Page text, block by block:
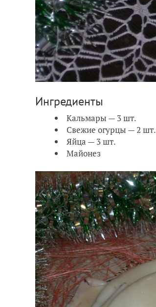
Ингредиенты
Кальмары — 3 шт.
Свежие огурцы — 2 шт.
Яйца — 3 шт.
Майонез